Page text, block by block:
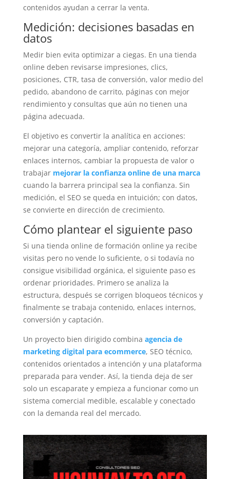
contenidos ayudan a cerrar la venta.
Medición: decisiones basadas en
datos
Medir bien evita optimizar a ciegas. En una tienda
online deben revisarse impresiones, clics,
posiciones, CTR, tasa de conversión, valor medio del
pedido, abandono de carrito, páginas con mejor
rendimiento y consultas que aún no tienen una
página adecuada.
El objetivo es convertir la analítica en acciones:
mejorar una categoría, ampliar contenido, reforzar
enlaces internos, cambiar la propuesta de valor o
trabajar mejorar la confianza online de una marca
cuando la barrera principal sea la confianza. Sin
medición, el SEO se queda en intuición; con datos,
se convierte en dirección de crecimiento.
Cómo plantear el siguiente paso
Si una tienda online de formación online ya recibe
visitas pero no vende lo suficiente, o si todavía no
consigue visibilidad orgánica, el siguiente paso es
ordenar prioridades. Primero se analiza la
estructura, después se corrigen bloqueos técnicos y
finalmente se trabaja contenido, enlaces internos,
conversión y captación.
Un proyecto bien dirigido combina agencia de
marketing digital para ecommerce, SEO técnico,
contenidos orientados a intención y una plataforma
preparada para vender. Así, la tienda deja de ser
solo un escaparate y empieza a funcionar como un
sistema comercial medible, escalable y conectado
con la demanda real del mercado.